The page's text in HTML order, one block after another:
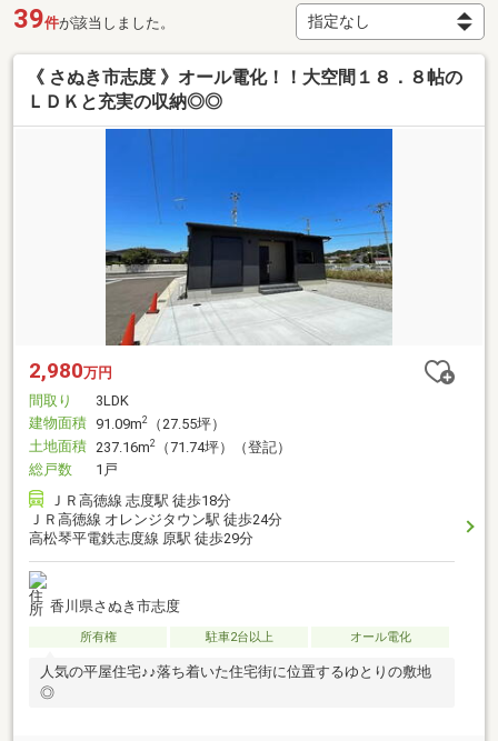
39件が該当しました。
《 さぬき市志度 》オール電化！！大空間１８．８帖の
ＬＤＫと充実の収納◎◎
2,980万円
間取り
3LDK
建物面積 91.09m2
（27.55坪）
土地面積 237.16m2
（71.74坪）（登記）
総戸数
1戸
ＪＲ高徳線 志度駅 徒歩18分
ＪＲ高徳線 オレンジタウン駅 徒歩24分
高松琴平電鉄志度線 原駅 徒歩29分
香川県さぬき市志度
所有権 駐車2台以上 オール電化
人気の平屋住宅♪♪落ち着いた住宅街に位置するゆとりの敷地
◎